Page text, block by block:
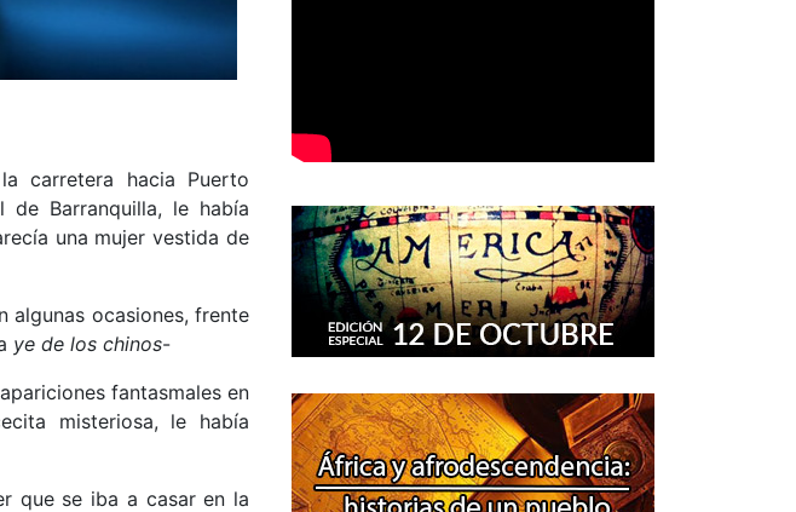
carretera hacia Puerto
de Barranquilla, le había
una mujer vestida de
ocasiones, frente
ye de los chinos-
fantasmales en
misteriosa, le había
que se iba a casar en la